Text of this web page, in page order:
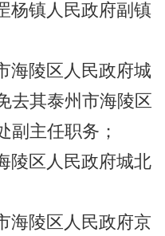
杨镇人民政府副镇
海陵区人民政府城
去其泰州市海陵区
副主任职务；
陵区人民政府城北
海陵区人民政府京